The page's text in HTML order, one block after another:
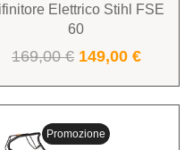
Elettrico Stihl FSE
60
169,00€ 149,00 €
Promozione